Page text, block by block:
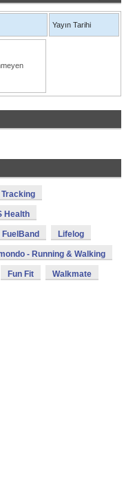
Yayın Tarihi
Health
FuelBand Lifelog
- Running & Walking
Fun Fit Walkmate